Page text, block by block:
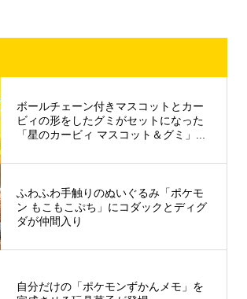
ボールチェーン付きマスコットとカー
ビィの形をしたグミがセットになった
「星のカービィ マスコット＆グミ」...
ふわふわ手触りのぬいぐるみ「ポケモ
ン もこもこぷち」にコダックとディグ
ダが仲間入り
自分だけの「ポケモンずかんメモ」を